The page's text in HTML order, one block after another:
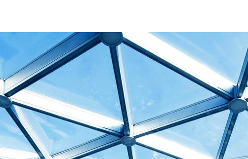
Bygninger & infrastrukturer, Bureau Veritas